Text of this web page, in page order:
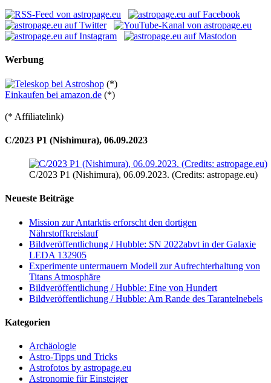
Werbung
(*)
Einkaufen bei amazon.de (*)
(* Affiliatelink)
C/2023 P1 (Nishimura), 06.09.2023
C/2023 P1 (Nishimura), 06.09.2023. (Credits: astropage.eu)
Neueste Beiträge
Mission zur Antarktis erforscht den dortigen
Nährstoffkreislauf
Bildveröffentlichung / Hubble: SN 2022abvt in der Galaxie
LEDA 132905
Experimente untermauern Modell zur Aufrechterhaltung von
Titans Atmosphäre
Bildveröffentlichung / Hubble: Eine von Hundert
Bildveröffentlichung / Hubble: Am Rande des Tarantelnebels
Kategorien
Archäologie
Astro-Tipps und Tricks
Astrofotos by astropage.eu
Astronomie für Einsteiger